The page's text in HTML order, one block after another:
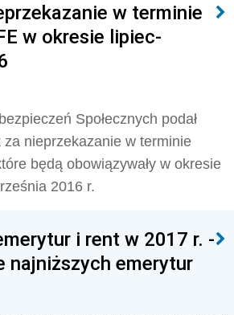
w terminie
w okresie lipiec-
Społecznych podał
nieprzekazanie w terminie
będą obowiązywały w okresie
2016 r.
i rent w 2017 r. -
najniższych emerytur